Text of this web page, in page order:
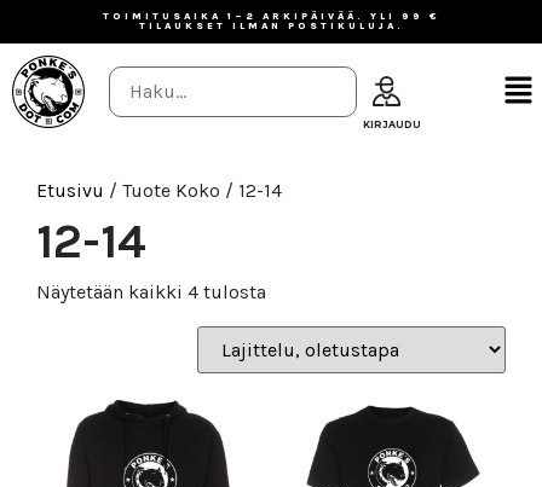
TOIMITUSAIKA 1–2 ARKIPÄIVÄÄ. YLI 99 €
TILAUKSET ILMAN POSTIKULUJA.
Etusivu / Tuote Koko / 12-14
12-14
Näytetään kaikki 4 tulosta